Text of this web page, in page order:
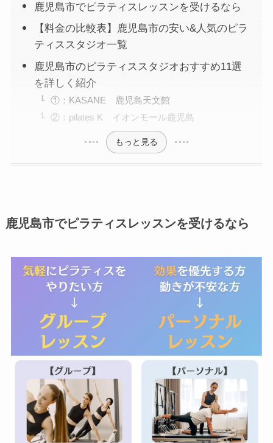
鹿児島市でピラティスレッスンを受けるなら
【料金の比較表】鹿児島市の安い&人気のピラ
ティススタジオ一覧
鹿児島市のピラティススタジオおすすめ11選
を詳しく紹介
①：KASANE 鹿児島天文館
②：pilates K イオンモール鹿児島
もっと見る
鹿児島市でピラティスレッスンを受けるなら